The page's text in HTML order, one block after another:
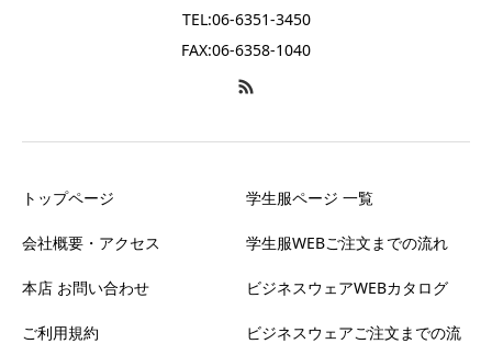
TEL:06-6351-3450
FAX:06-6358-1040
トップページ
会社概要・アクセス
本店 お問い合わせ
ご利用規約
学生服ページ 一覧
学生服WEBご注文までの流れ
ビジネスウェアWEBカタログ
ビジネスウェアご注文までの流